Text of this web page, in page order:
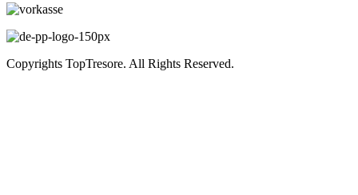
Copyrights TopTresore. All Rights Reserved.